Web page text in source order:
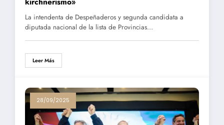
La intendenta de Despeñaderos y segunda candidata a
diputada nacional de la lista de Provincias…
Leer Más
28/09/2025